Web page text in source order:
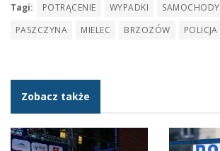
Tagi: POTRĄCENIE WYPADKI SAMOCHODY
PASZCZYNA
MIELEC BRZOZÓW POLICJA
Zobacz także